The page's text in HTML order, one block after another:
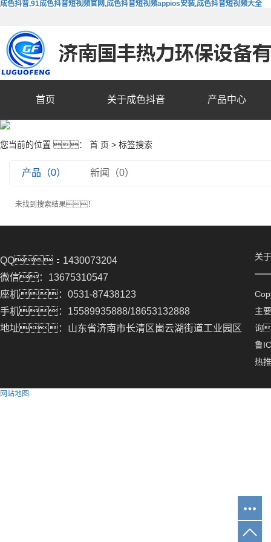
成色抖音,91成色抖音短视频官网,成色抖音短视频appios安装,成色抖音短视频大全
首页 关于成色抖音 产品中心
您当前的位置 ： 首 页 > 标签搜索
产品（0） 新闻（0）
未找到搜索结果！
QQ：1430073204
微信：13675310547
座机：0531-87438123
手机：15589935888/18653132888
地址：山东省济南市长清区崮云湖街道工业园区
关
主
询
鲁
热
网站地图